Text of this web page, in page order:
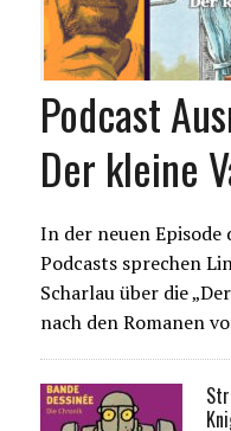
Podcast
Der kleine
In der neuen Episode
Podcasts sprechen
Scharlau über die
nach den Romanen